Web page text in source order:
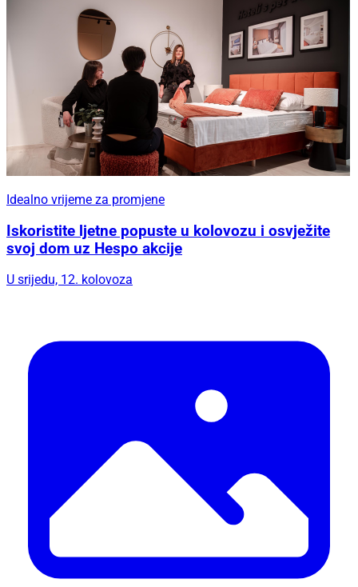
Idealno vrijeme za promjene
Iskoristite ljetne popuste u kolovozu i osvježite
svoj dom uz Hespo akcije
U srijedu, 12. kolovoza